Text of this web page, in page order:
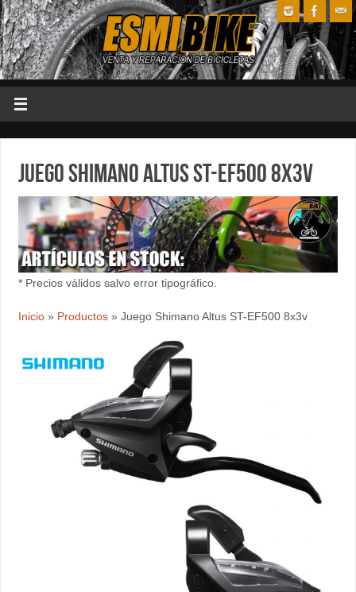
Juego Shimano Altus ST-EF500 8x3v
* Precios válidos salvo error tipográfico.
Inicio» Productos» Juego Shimano Altus ST-EF500 8x3v